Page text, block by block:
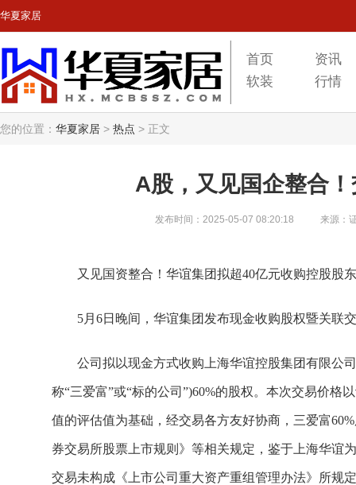
华夏家居
首页
资讯
软装
行情
您的位置： 华夏家居 > 热点 > 正文
A股，又见国企整合
发布时间：2025-05-07 08:20:18 来源：
又见国资整合！华谊集团拟超40亿元收购控股股
5月6日晚间，华谊集团发布现金收购股权暨关联
公司拟以现金方式收购上海华谊控股集团有限公
称“三爱富”或“标的公司”)60%的股权。本次交易价格
值的评估值为基础，经交易各方友好协商，三爱富
券交易所股票上市规则》等相关规定，鉴于上海华谊
交易未构成《上市公司重大资产重组管理办法》所规